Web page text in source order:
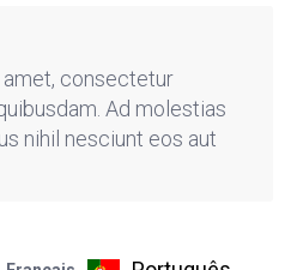
consectetur
Ad molestias
nihil nesciunt eos aut